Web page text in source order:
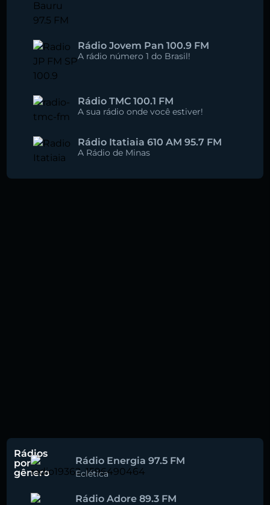
Rádio Jovem Pan 100.9 FM
A rádio número 1 do Brasil!
Rádio TMC 100.1 FM
A sua rádio onde você estiver!
Rádio Itatiaia 610 AM 95.7 FM
A Rádio de Minas
Rádios
por
gênero
Rádio Energia 97.5 FM
Eclética
Rádio Adore 89.3 FM